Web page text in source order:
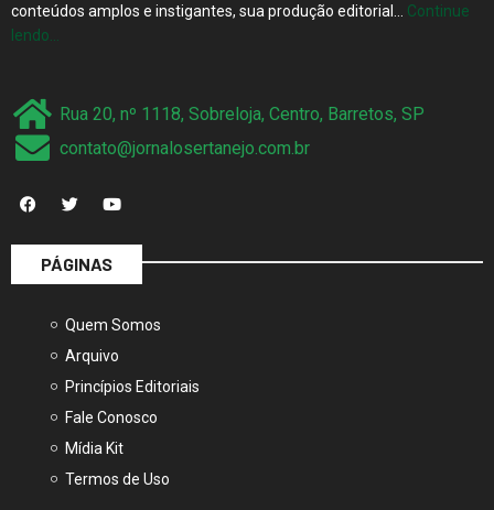
conteúdos amplos e instigantes, sua produção editorial… Continue
lendo…
Rua 20, nº 1118, Sobreloja, Centro, Barretos, SP
contato@jornalosertanejo.com.br
PÁGINAS
Quem Somos
Arquivo
Princípios Editoriais
Fale Conosco
Mídia Kit
Termos de Uso